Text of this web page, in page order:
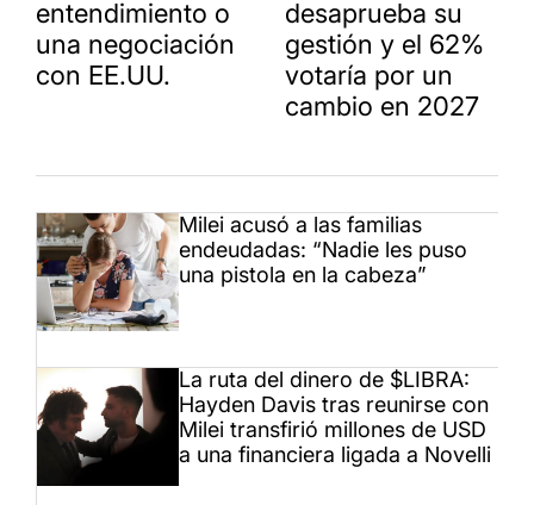
entendimiento o
una negociación
con EE.UU.
desaprueba su
gestión y el 62%
votaría por un
cambio en 2027
Milei acusó a las familias
endeudadas: “Nadie les puso
una pistola en la cabeza”
La ruta del dinero de $LIBRA:
Hayden Davis tras reunirse con
Milei transfirió millones de USD
a una financiera ligada a Novelli